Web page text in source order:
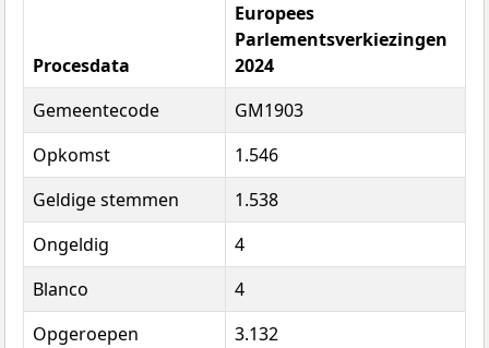
Procesdata
Europees
Parlementsverkiezingen
2024
Gemeentecode
GM1903
Opkomst
1.546
Geldige stemmen
1.538
Ongeldig
4
Blanco
4
Opgeroepen
3.132